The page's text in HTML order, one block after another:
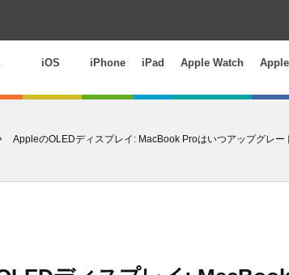
iOS iPhone iPad Apple Watch
AppleのOLEDディスプレイ: MacBook Proはいつアップグレー